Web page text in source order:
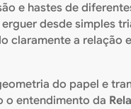
e hastes de
desde simples
claramente a relação
do papel e
o entendimento da